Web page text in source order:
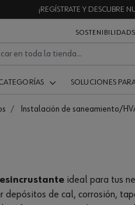
¡REGÍSTRATE Y DESCUBRE
SOSTENIBILIDAD
SOLUCIONES
Instalación de saneamiento/
ideal para tus
depósitos de cal, corrosión,